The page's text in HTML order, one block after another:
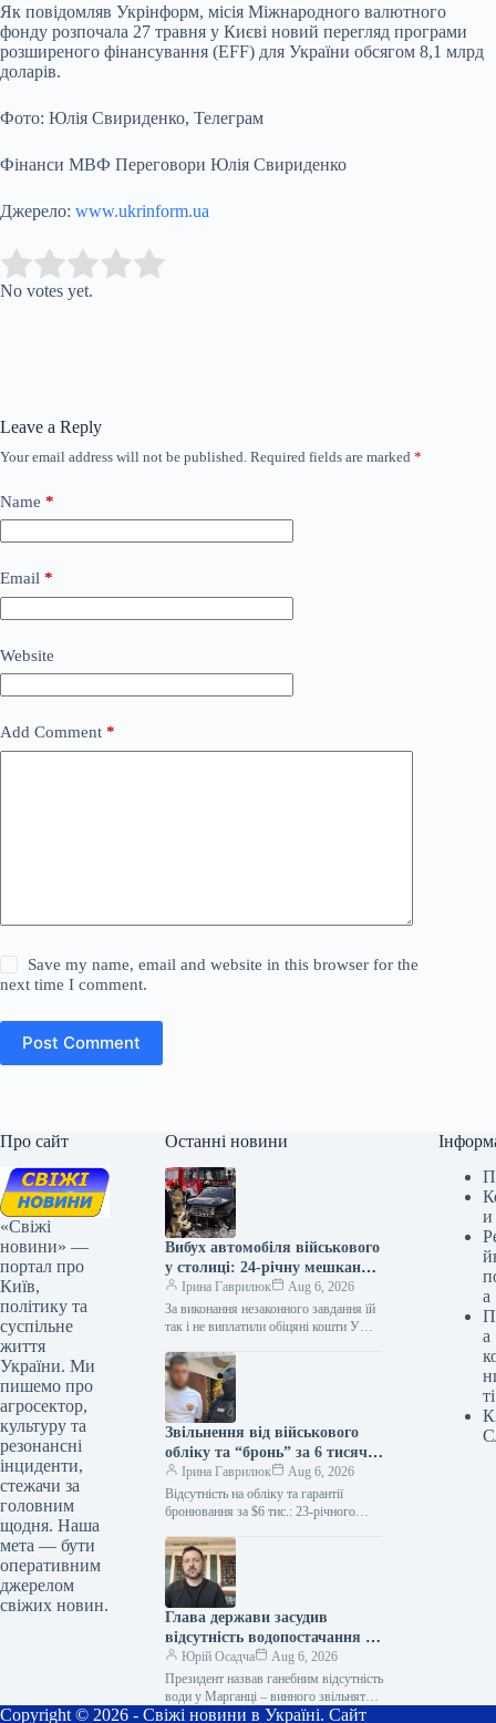
Як повідомляв Укрінформ, місія Міжнародного валютного
фонду розпочала 27 травня у Києві новий перегляд програми
розширеного фінансування (EFF) для України обсягом 8,1 млрд
доларів.
Фото: Юлія Свириденко, Телеграм
Фінанси МВФ Переговори Юлія Свириденко
Джерело: www.ukrinform.ua
Rate this item:
No votes yet.
Leave a Reply
Your email address will not be published. Required fields are marked *
Name *
Email *
Website
Add Comment *
Save my name, email and website in this browser for the
next time I comment.
Post Comment
Про сайт
«Свіжі
новини» —
портал про
Київ,
політику та
суспільне
життя
України. Ми
пишемо про
агросектор,
культуру та
резонансні
інциденти,
стежачи за
головним
щодня. Наша
мета — бути
оперативним
джерелом
свіжих новин.
Останні новини
Вибух автомобіля військового
у столиці: 24-річну мешканку
Києва засуджено на дев’ять
років позбавлення волі
Ірина Гаврилюк
Aug 6, 2026
За виконання незаконного завдання їй
так і не виплатили обіцяні кошти У
столиці було оголошено вирок 24-
річній…
Звільнення від військового
обліку та “бронь” за 6 тисяч
доларів: 23-річний киянин
став підозрюваним
Ірина Гаврилюк
Aug 6, 2026
Відсутність на обліку та гарантії
бронювання за $6 тис.: 23-річного
шахрайстві Зловмисник пропонував
своєму «клієнту» працевлаштування…
Глава держави засудив
відсутність водопостачання в
Марганці, обіцяючи звільнити
винних.
Юрій Осадча
Aug 6, 2026
Президент назвав ганебним відсутність
води у Марганці – винного звільнять
06.08.2026 20:39 Укрінформ Прем’єр-
и
а
а
ті
Copyright © 2026 - Свіжі новини в Україні. Сайт